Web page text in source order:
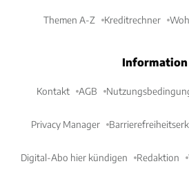
Themen A-Z Kreditrechner
Information
Kontakt AGB
Privacy Manager
Digital-Abo hier kündigen Redaktion